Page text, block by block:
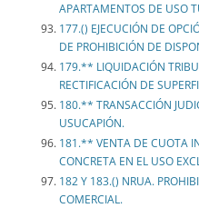
APARTAMENTOS DE USO
177.() EJECUCIÓN DE
DE PROHIBICIÓN DE
179.** LIQUIDACIÓN
RECTIFICACIÓN DE
180.** TRANSACCIÓN
USUCAPIÓN.
181.** VENTA DE CUOTA
CONCRETA EN EL USO
182 Y 183.() NRUA.
COMERCIAL.